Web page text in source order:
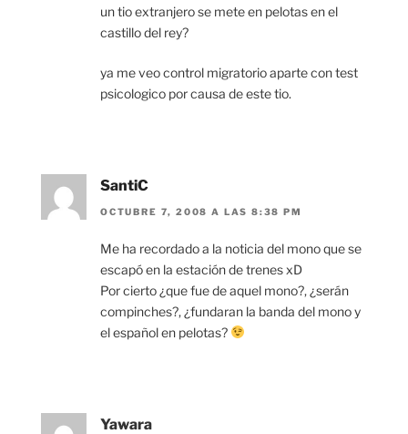
un tio extranjero se mete en pelotas en el
castillo del rey?
ya me veo control migratorio aparte con test
psicologico por causa de este tio.
SantiC
OCTUBRE 7, 2008 A LAS 8:38 PM
Me ha recordado a la noticia del mono que se
escapó en la estación de trenes xD
Por cierto ¿que fue de aquel mono?, ¿serán
compinches?, ¿fundaran la banda del mono y
el español en pelotas?
Yawara